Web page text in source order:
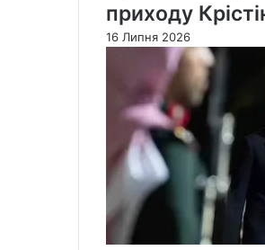
приходу
16 Липня 2026